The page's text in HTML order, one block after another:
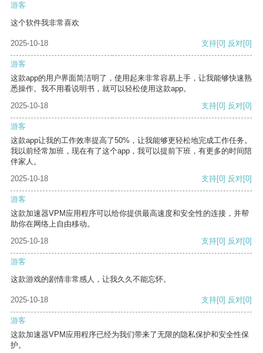
游客
这个软件我非常喜欢
2025-10-18 支持[0] 反对[0]
游客
这款app的用户界面简洁明了，使用起来非常容易上手，让我能够快速熟
悉操作。我不用看说明书，就可以轻松使用这款app。
2025-10-18
支持[0] 反对[0]
游客
这款app让我的工作效率提高了50%，让我能够更轻松地完成工作任务。
我以前经常加班，现在有了这个app，我可以提前下班，有更多的时间陪
伴家人。
2025-10-18
支持[0] 反对[0]
游客
这款加速器VPM应用程序可以给你提供最高速度和安全性的连接，并帮
助你在网络上自由移动。
2025-10-18
支持[0] 反对[0]
游客
这款游戏的剧情非常感人，让我久久不能忘怀。
2025-10-18 支持[0] 反对[0]
游客
这款加速器VPM应用程序已经为我们带来了无限的隐私保护和安全性保
护。